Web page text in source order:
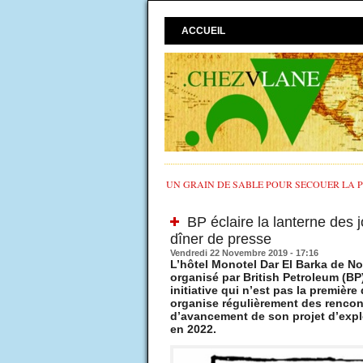
ACCUEIL
UN GRAIN DE SABLE POUR SECOUER LA
BP éclaire la lanterne des
dîner de presse
Vendredi 22 Novembre 2019 - 17:16
L’hôtel Monotel Dar El Barka de
organisé par British Petroleum
initiative qui n’est pas la
organise régulièrement des
d’avancement de son projet
en 2022.